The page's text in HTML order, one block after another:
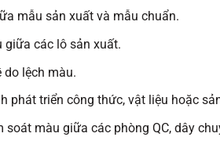
mẫu sản xuất và mẫu chuẩn.
giữa các lô sản xuất.
do lệch màu.
phát triển công thức, vật liệu hoặc
soát màu giữa các phòng QC, dây